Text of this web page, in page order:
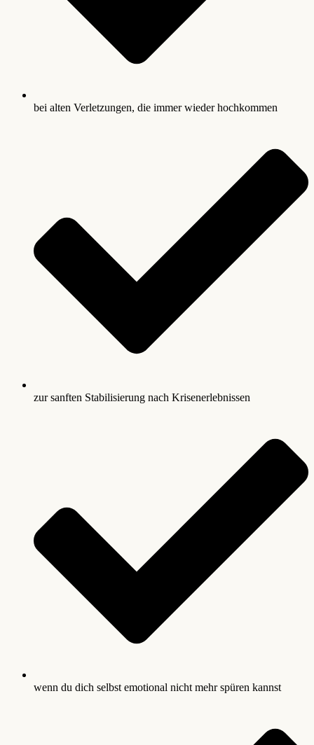
bei alten Verletzungen, die immer wieder hochkommen
zur sanften Stabilisierung nach Krisenerlebnissen
wenn du dich selbst emotional nicht mehr spüren kannst